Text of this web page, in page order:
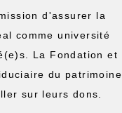
d'assurer la
comme université
La Fondation et
du patrimoine
sur leurs dons.